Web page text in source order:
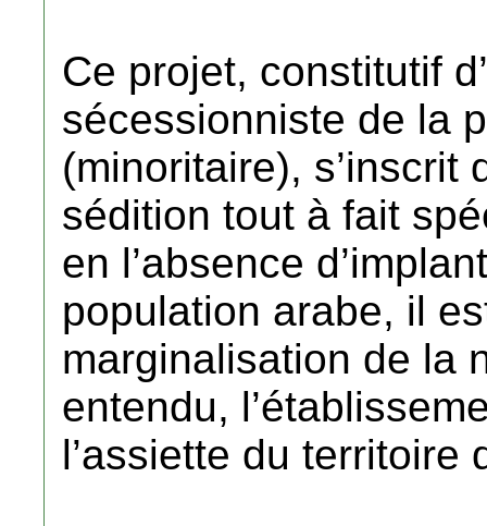
Ce projet, constitutif
sécessionniste de la
(minoritaire), s’inscrit
sédition tout à fait
en l’absence
population arabe, il
marginalisation de la
entendu,
l’assiette du territoire